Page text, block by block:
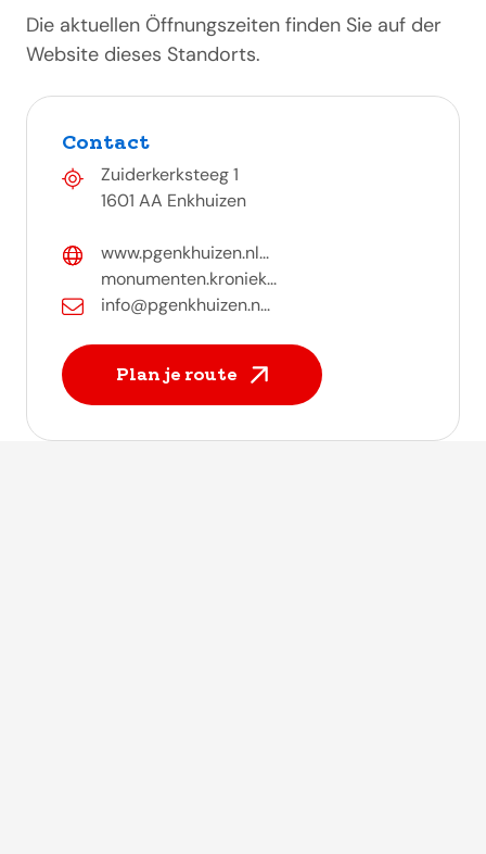
Die aktuellen Öffnungszeiten finden Sie auf der
Website dieses Standorts.
Contact
Zuiderkerksteeg 1
1601 AA Enkhuizen
www.pgenkhuizen.nl...
monumenten.kroniek...
info@pgenkhuizen.n...
Plan je route